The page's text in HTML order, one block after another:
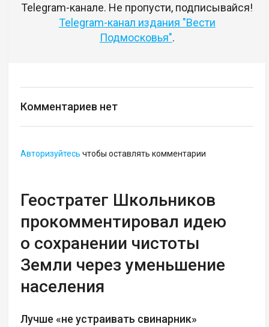
Telegram-канале. Не пропусти, подписывайся!
Telegram-канал издания "Вести
Подмосковья".
Комментариев нет
Авторизуйтесь чтобы оставлять комментарии
Геостратег Школьников
прокомментировал идею
о сохранении чистоты
Земли через уменьшение
населения
Лучше «не устраивать свинарник»